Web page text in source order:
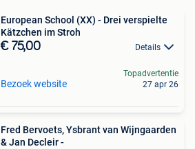
European School (XX) - Drei verspielte
Kätzchen im Stroh
€ 75,00 Details
Bezoek website
Topadvertentie
27 apr 26
Fred Bervoets, Ysbrant van Wijngaarden
& Jan Decleir -